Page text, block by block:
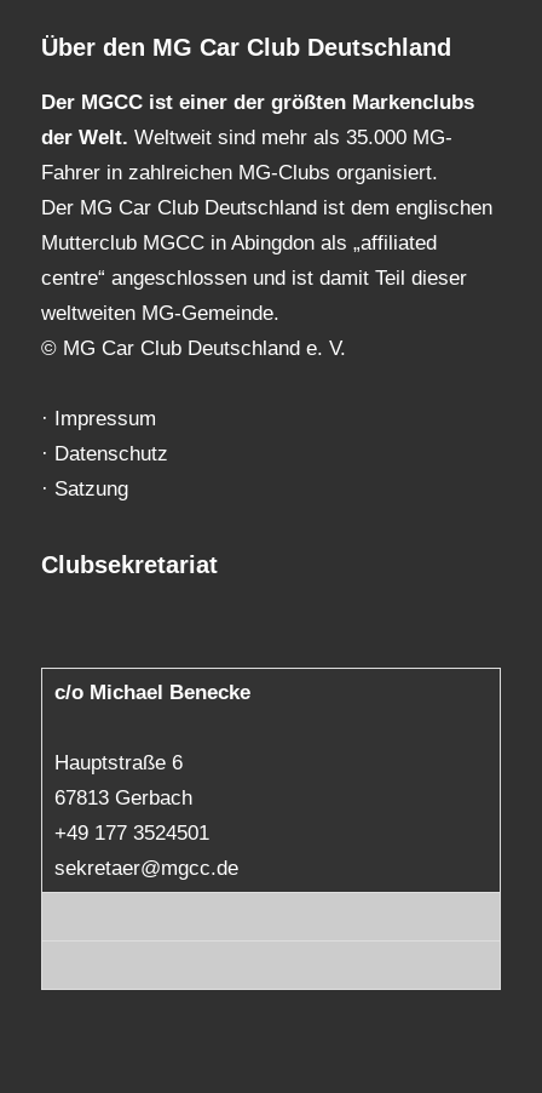
Über den MG Car Club Deutschland
Der MGCC ist einer der größten Markenclubs
der Welt. Weltweit sind mehr als 35.000 MG-
Fahrer in zahlreichen MG-Clubs organisiert.
Der MG Car Club Deutschland ist dem englischen
Mutterclub MGCC in Abingdon als „affiliated
centre“ angeschlossen und ist damit Teil dieser
weltweiten MG-Gemeinde.
© MG Car Club Deutschland e. V.
· Impressum
· Datenschutz
· Satzung
Clubsekretariat
c/o Michael Benecke
Hauptstraße 6
67813 Gerbach
+49 177 3524501
sekretaer@mgcc.de